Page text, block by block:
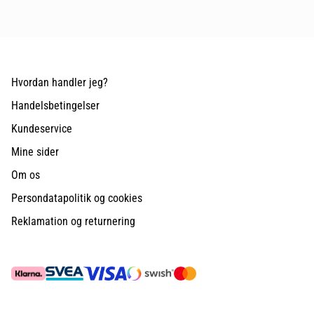
Hvordan handler jeg?
Handelsbetingelser
Kundeservice
Mine sider
Om os
Persondatapolitik og cookies
Reklamation og returnering